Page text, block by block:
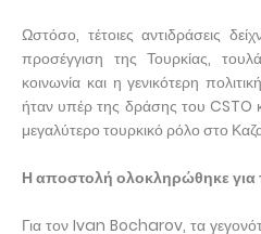
Ωστόσο, τέτοιες αντιδράσεις
προσέγγιση της Τουρκίας,
κοινωνία και η γενικότερη
ήταν υπέρ της δράσης του CSTO
μεγαλύτερο τουρκικό ρόλο στο
Η αποστολή ολοκληρώθηκε για
Για τον Ivan Bocharov, τα